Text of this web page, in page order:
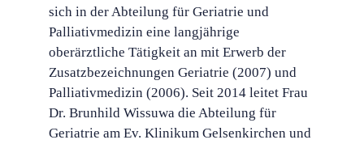
sich in der Abteilung für Geriatrie und
Palliativmedizin eine langjährige
oberärztliche Tätigkeit an mit Erwerb der
Zusatzbezeichnungen Geriatrie (2007) und
Palliativmedizin (2006). Seit 2014 leitet Frau
Dr. Brunhild Wissuwa die Abteilung für
Geriatrie am Ev. Klinikum Gelsenkirchen und